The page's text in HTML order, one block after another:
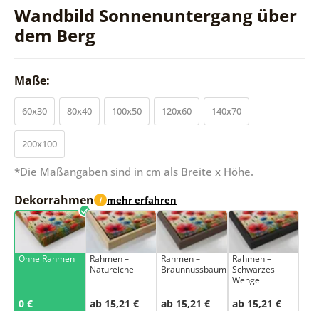
Wandbild Sonnenuntergang über
dem Berg
Maße:
60x30 80x40 100x50 120x60 140x70
200x100
*Die Maßangaben sind in cm als Breite x Höhe.
Dekorrahmen i mehr erfahren
Ohne Rahmen
0 €
Rahmen –
Natureiche
ab 15,21 €
Rahmen –
Braunnussbaum
ab 15,21 €
Rahmen –
Schwarzes
Wenge
ab 15,21 €